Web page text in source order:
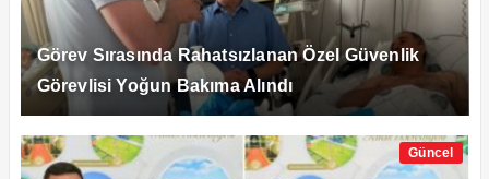
Görev Sırasında Rahatsızlanan Özel Güvenlik
Görevlisi Yoğun Bakıma Alındı
Güncel